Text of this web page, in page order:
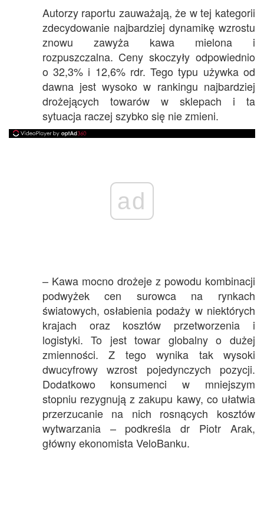
Autorzy raportu zauważają, że w tej kategorii
zdecydowanie najbardziej dynamikę wzrostu
znowu zawyża kawa mielona i
rozpuszczalna. Ceny skoczyły odpowiednio
o 32,3% i 12,6% rdr. Tego typu używka od
dawna jest wysoko w rankingu najbardziej
drożejących towarów w sklepach i ta
sytuacja raczej szybko się nie zmieni.
ad
– Kawa mocno drożeje z powodu kombinacji
podwyżek cen surowca na rynkach
światowych, osłabienia podaży w niektórych
krajach oraz kosztów przetworzenia i
logistyki. To jest towar globalny o dużej
zmienności. Z tego wynika tak wysoki
dwucyfrowy wzrost pojedynczych pozycji.
Dodatkowo konsumenci w mniejszym
stopniu rezygnują z zakupu kawy, co ułatwia
przerzucanie na nich rosnących kosztów
wytwarzania – podkreśla dr Piotr Arak,
główny ekonomista VeloBanku.